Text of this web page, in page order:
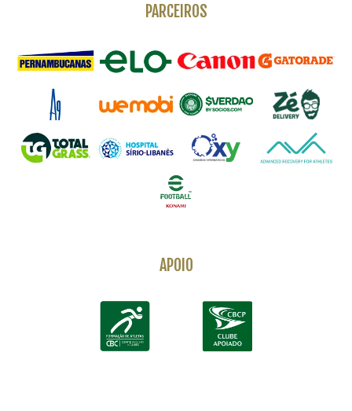
PARCEIROS
APOIO